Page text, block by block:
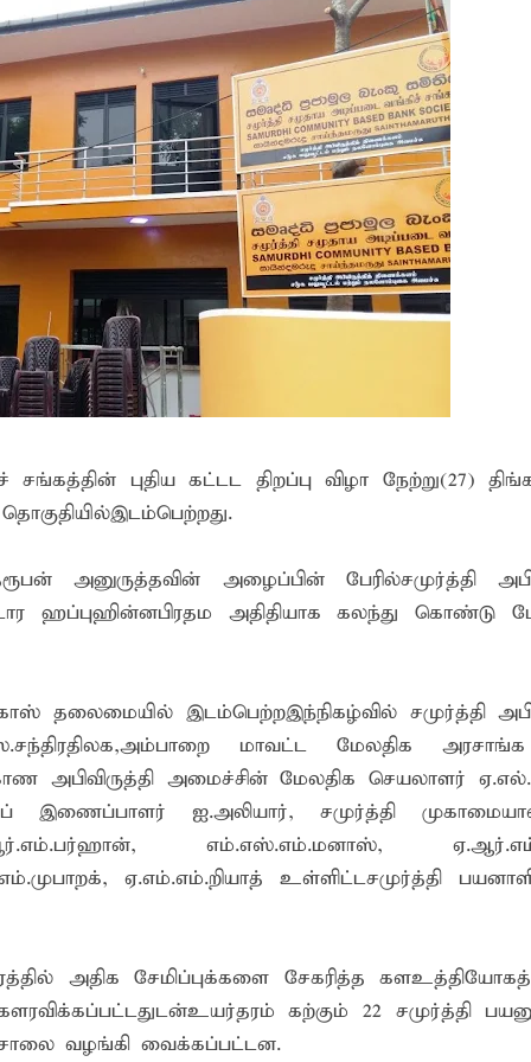
தொழில்நுட்ப குறுகியகால கற்கைநெறி ஆரம்பம்: பன்முகக்
எம். பாஸில்
தயாராகவிருந்த நெல் வயல்களை துவம்சம் செய்த
ஓர் பெருமை
அமர்வுகள்; 3,397 பட்டதாரிகளுக்கு பட்டங்கள் –
ஆண்டு பவள விழா ஏற்பாடுகள் தொடர்பாக அம்பாறை
புதிய செயலாளராக நாபி எம். முஸ்னி பதவியேற்பு
மறைந்திருக்கும் அதிசயம்
சார் செயற்பாட்டு முகாம்
– பொலிஸார் இணைந்து அம்பாறையில் விசேட விழிப்புணர்வு
நபருக்கு சரீரப் பிணை-கல்முனை நீதிவான் நீதிமன்றம்
இடதுசாரிக் கொள்கையை நோக்கி வடகிழக்கு மக்கள்
இலங்கை - இந்தியாவுக்கு வறட்சி, வெள்ளம் மற்றும்
புதிய கட்டட திறப்பு விழா நேற்று(27)
அனுருத்தவின் அழைப்பின் பேரில்சமுர்த்தி
அதிதியாக கலந்து கொண்டு
தலைமையில் இடம்பெற்றஇந்நிகழ்வில் சமுர்த்தி
மாவட்ட மேலதிக
அபிவிருத்தி அமைச்சின் மேலதிக செயலாளர்
இணைப்பாளர் ஐ.அலியார், சமுர்த்தி
எம்.எஸ்.எம்.மனாஸ்,
ஏ.எம்.எம்.றியாத் உள்ளிட்டசமுர்த்தி
அதிக சேமிப்புக்களை சேகரித்த
கற்கும் 22 சமுர்த்தி
வழங்கி வைக்கப்பட்டன.